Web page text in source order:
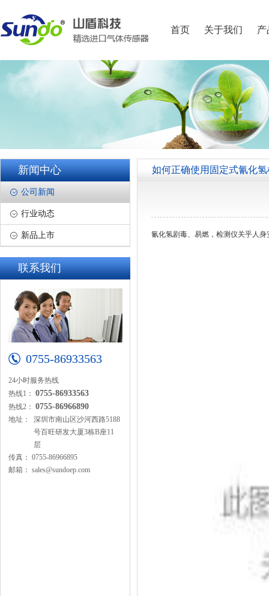
首页 关于我们 产
新闻中心
公司新闻
行业动态
新品上市
联系我们
0755-86933563
24小时服务热线
热线1： 0755-86933563
热线2： 0755-86966890
地址：
深圳市南山区沙河西路5188
号百旺研发大厦3栋B座11
层
传真： 0755-86966895
邮箱： sales@sundoep.com
如何正确使用固定式氰化
氰化氢剧毒、易燃 ，检测仪关乎人